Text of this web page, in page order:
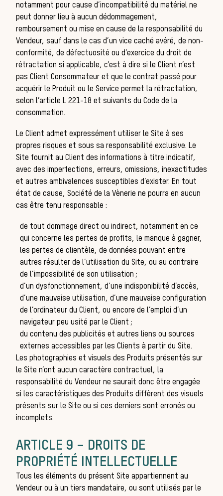
notamment pour cause d’incompatibilité du matériel ne
peut donner lieu à aucun dédommagement,
remboursement ou mise en cause de la responsabilité du
Vendeur, sauf dans le cas d’un vice caché avéré, de non-
conformité, de défectuosité ou d’exercice du droit de
rétractation si applicable, c’est à dire si le Client n’est
pas Client Consommateur et que le contrat passé pour
acquérir le Produit ou le Service permet la rétractation,
selon l’article L 221-18 et suivants du Code de la
consommation.
Le Client admet expressément utiliser le Site à ses
propres risques et sous sa responsabilité exclusive. Le
Site fournit au Client des informations à titre indicatif,
avec des imperfections, erreurs, omissions, inexactitudes
et autres ambivalences susceptibles d’exister. En tout
état de cause, Société de la Vènerie ne pourra en aucun
cas être tenu responsable :
de tout dommage direct ou indirect, notamment en ce
qui concerne les pertes de profits, le manque à gagner,
les pertes de clientèle, de données pouvant entre
autres résulter de l’utilisation du Site, ou au contraire
de l’impossibilité de son utilisation ;
d’un dysfonctionnement, d’une indisponibilité d’accès,
d’une mauvaise utilisation, d’une mauvaise configuration
de l’ordinateur du Client, ou encore de l’emploi d’un
navigateur peu usité par le Client ;
du contenu des publicités et autres liens ou sources
externes accessibles par les Clients à partir du Site.
Les photographies et visuels des Produits présentés sur
le Site n’ont aucun caractère contractuel, la
responsabilité du Vendeur ne saurait donc être engagée
si les caractéristiques des Produits diffèrent des visuels
présents sur le Site ou si ces derniers sont erronés ou
incomplets.
ARTICLE 9 – DROITS DE
PROPRIÉTÉ INTELLECTUELLE
Tous les éléments du présent Site appartiennent au
Vendeur ou à un tiers mandataire, ou sont utilisés par le